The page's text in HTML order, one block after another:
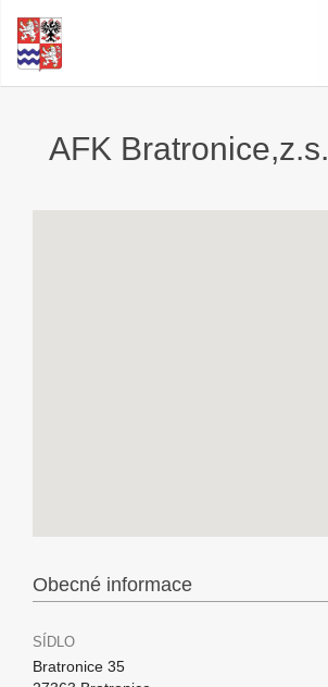
AFK Bratronice,z.s.
Obecné informace
SÍDLO
Bratronice 35